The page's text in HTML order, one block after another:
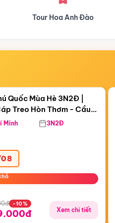
Du lịch Mùa Hè
05:04:42
Treo Hòn Thơm
Quốc Mùa Hè 3N2Đ |
Treo Hòn Thơm - Cầu
Viên Nước Aquatopia
Minh 3N2Đ
-10%
Xem chi tiết